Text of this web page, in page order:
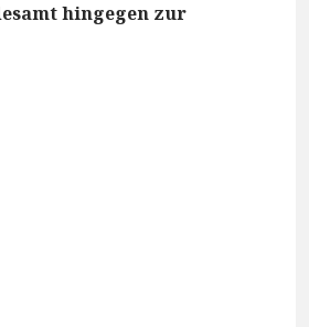
hingegen zur